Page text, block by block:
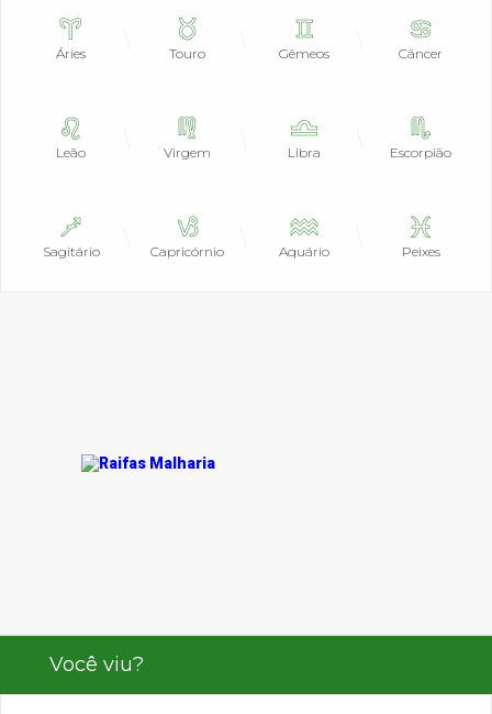
Áries Touro Gêmeos Câncer
Leão Virgem Libra Escorpião
Sagitário Capricórnio Aquário Peixes
Você viu?